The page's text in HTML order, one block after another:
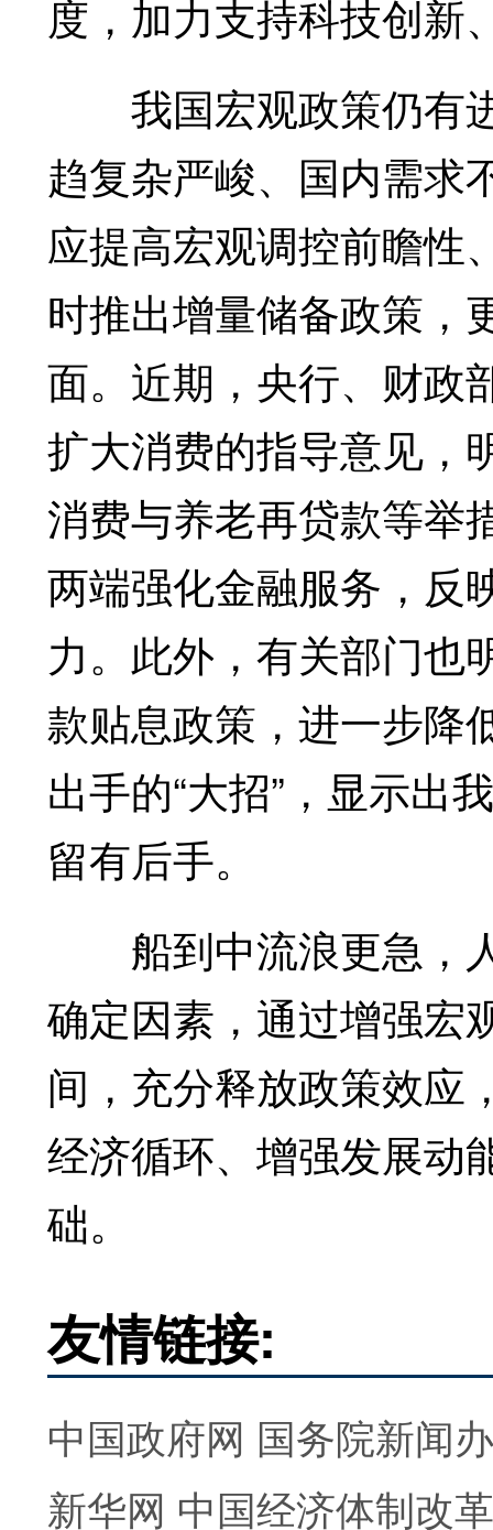
度，加力支持科技创新
我国宏观政策仍有
趋复杂严峻、国内需求
应提高宏观调控前瞻性
时推出增量储备政策，
面。近期，央行、财政
扩大消费的指导意见，
消费与养老再贷款等举
两端强化金融服务，反
力。此外，有关部门也
款贴息政策，进一步降
出手的“大招”，显示出
留有后手。
船到中流浪更急，
确定因素，通过增强宏
间，充分释放政策效应
经济循环、增强发展动
础。
友情链接:
中国政府网 国务院新闻
新华网 中国经济体制改